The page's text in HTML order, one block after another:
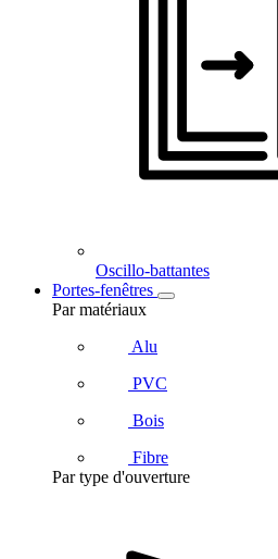
Oscillo-battantes
Portes-fenêtres
Par matériaux
Alu
PVC
Bois
Fibre
Par type d'ouverture